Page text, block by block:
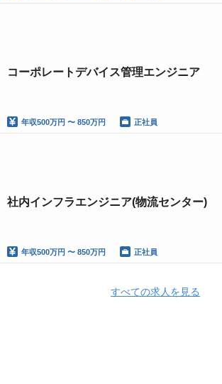
コーポレートデバイス管理エンジニア
年収500万円 〜 850万円 正社員
社内インフラエンジニア(物流センター)
年収500万円 〜 850万円 正社員
すべての求人を見る